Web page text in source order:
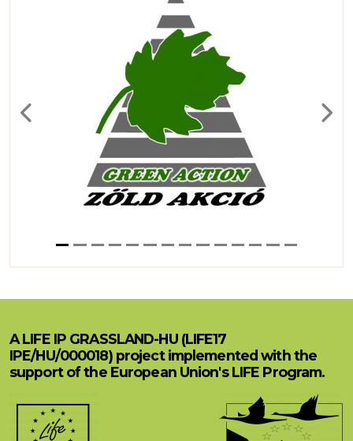
Previous Next
A LIFE IP GRASSLAND-HU (LIFE17
IPE/HU/000018) project implemented with the
support of the European Union's LIFE Program.